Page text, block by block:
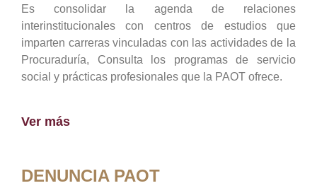
Es consolidar la agenda de relaciones
interinstitucionales con centros de estudios que
imparten carreras vinculadas con las actividades de la
Procuraduría, Consulta los programas de servicio
social y prácticas profesionales que la PAOT ofrece.
Ver más
DENUNCIA PAOT